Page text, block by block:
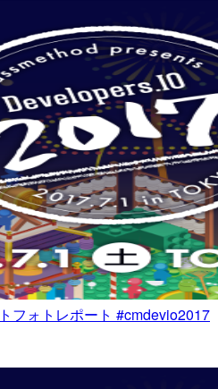
フォトレポート #cmdevio2017